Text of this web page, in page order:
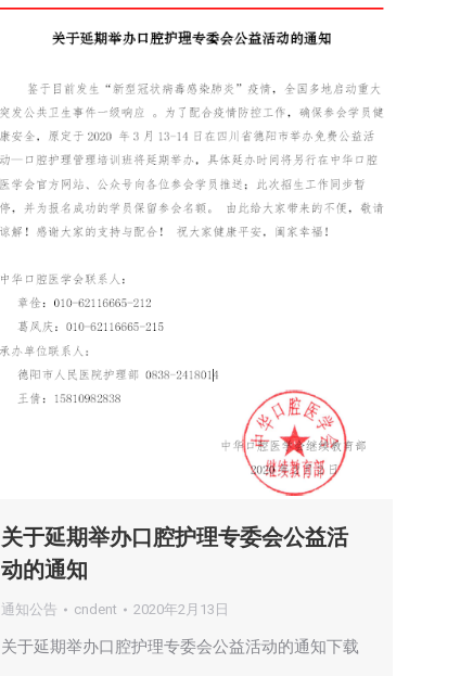
关于延期举办口腔护理专委会公益活
动的通知
通知公告 cndent 2020年2月13日
关于延期举办口腔护理专委会公益活动的通知下载